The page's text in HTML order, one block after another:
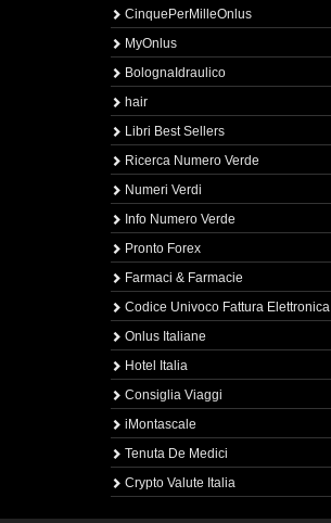
CinquePerMilleOnlus
MyOnlus
BolognaIdraulico
hair
Libri Best Sellers
Ricerca Numero Verde
Numeri Verdi
Info Numero Verde
Pronto Forex
Farmaci & Farmacie
Codice Univoco Fattura Elettronica
Onlus Italiane
Hotel Italia
Consiglia Viaggi
iMontascale
Tenuta De Medici
Crypto Valute Italia